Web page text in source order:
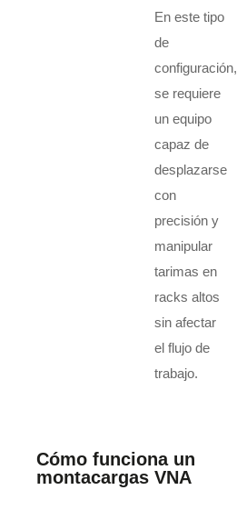
En este tipo
de
configuración,
se requiere
un equipo
capaz de
desplazarse
con
precisión y
manipular
tarimas en
racks altos
sin afectar
el flujo de
trabajo.
Cómo funciona un
montacargas VNA